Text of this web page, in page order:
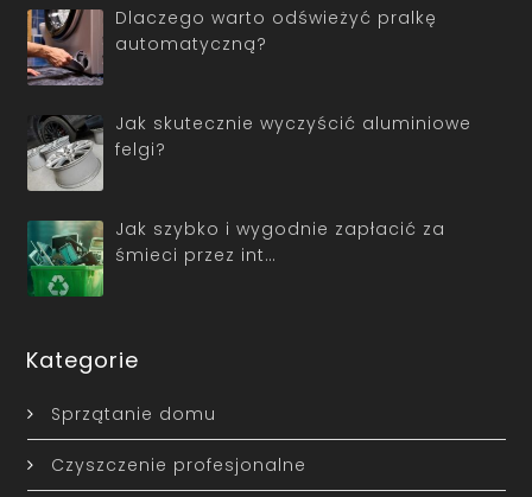
Dlaczego warto odświeżyć pralkę
automatyczną?
Jak skutecznie wyczyścić aluminiowe
felgi?
Jak szybko i wygodnie zapłacić za
śmieci przez int…
Kategorie
Sprzątanie domu
Czyszczenie profesjonalne